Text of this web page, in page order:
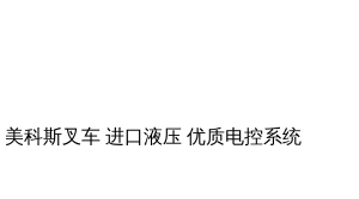
科斯叉车 进口液压 优质电控系统